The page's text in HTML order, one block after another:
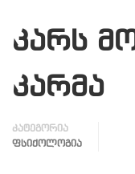
კარს
კარმა
კატეგორია
ᲤᲡᲘᲥᲝᲚᲝᲒᲘᲐ